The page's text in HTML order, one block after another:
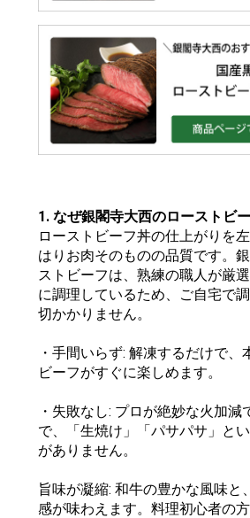
1. なぜ銀閣寺大西のローストビ
ローストビーフ丼の仕上がりを
はりお肉そのものの品質です。
ストビーフは、熟練の職人が厳
に調理しているため、ご自宅で
切かかりません。
・手間いらず: 解凍するだけで、
ビーフがすぐに楽しめます。
・失敗なし: プロが絶妙な火加減
で、「生焼け」「パサパサ」と
がありません。
旨味が凝縮: 和牛の豊かな風味と
感が味わえます。料理初心者の